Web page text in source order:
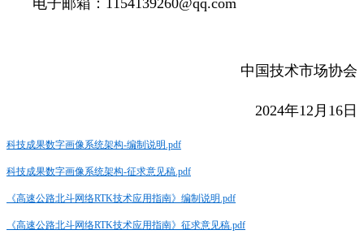
中国技术市场协会
2024年12月16日
科技成果数字画像系统架构-编制说明.pdf
科技成果数字画像系统架构-征求意见稿.pdf
《高速公路北斗网络RTK技术应用指南》编制说明.pdf
《高速公路北斗网络RTK技术应用指南》征求意见稿.pdf